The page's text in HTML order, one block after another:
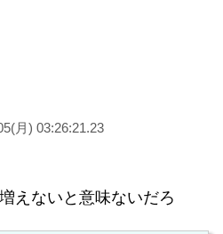
月) 03:26:21.23
えないと意味ないだろ